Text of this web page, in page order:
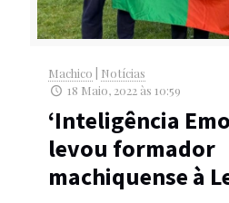
Machico
Notícias
18 Maio, 2022 às 10:59
‘Inteligência
levou formador
machiquense à